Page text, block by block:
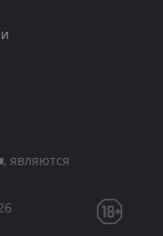
являются